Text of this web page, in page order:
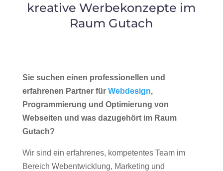
kreative Werbekonzepte im
Raum Gutach
Sie suchen einen professionellen und
erfahrenen Partner für Webdesign,
Programmierung und Optimierung von
Webseiten und was dazugehört im Raum
Gutach?
Wir sind ein erfahrenes, kompetentes Team im
Bereich Webentwicklung, Marketing und